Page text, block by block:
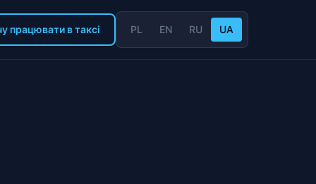
працювати в таксі PL EN RU UA